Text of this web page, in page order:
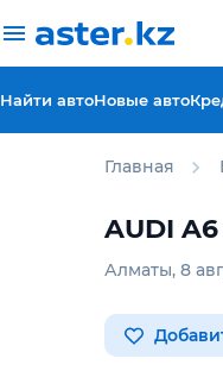
Найти автоНовые авто
Главная
AUDI A6
Алматы, 8